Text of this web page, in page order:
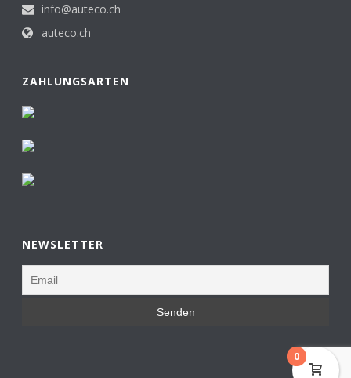
info@auteco.ch
auteco.ch
ZAHLUNGSARTEN
NEWSLETTER
0